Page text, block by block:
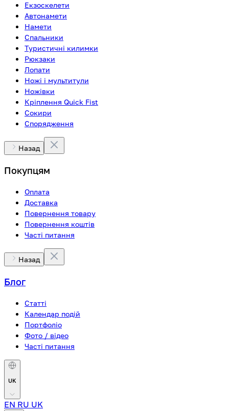
Екзоскелети
Автонамети
Намети
Спальники
Туристичні килимки
Рюкзаки
Лопати
Ножі і мультитули
Ножівки
Кріплення Quick Fist
Сокири
Спорядження
Назад
Покупцям
Оплата
Доставка
Повернення товару
Повернення коштів
Часті питання
Назад
Блог
Статті
Календар подій
Портфоліо
Фото / відео
Часті питання
UK
EN RU UK